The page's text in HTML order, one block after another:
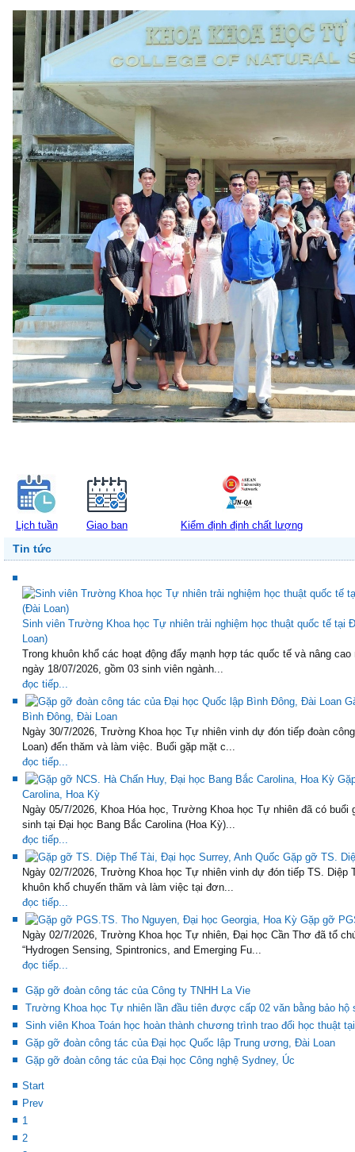
Lịch tuần Giao ban Kiểm định định chất lượng
Tin tức
Sinh viên Trường Khoa học Tự nhiên trải nghiệm học thuật quốc tế tại
Loan)
Trong khuôn khổ các hoạt động đẩy mạnh hợp tác quốc tế và nâng
ngày 18/07/2026, gồm 03 sinh viên ngành...
đọc tiếp...
Bình Đông, Đài Loan
Ngày 30/7/2026, Trường Khoa học Tự nhiên vinh dự đón tiếp đoàn
Loan) đến thăm và làm việc. Buổi gặp mặt c...
đọc tiếp...
Carolina, Hoa Kỳ
Ngày 05/7/2026, Khoa Hóa học, Trường Khoa học Tự nhiên đã có
sinh tại Đại học Bang Bắc Carolina (Hoa Kỳ)...
đọc tiếp...
Gặp gỡ TS.
Ngày 02/7/2026, Trường Khoa học Tự nhiên vinh dự đón tiếp TS. Diệp
khuôn khổ chuyến thăm và làm việc tại đơn...
đọc tiếp...
Gặp gỡ
Ngày 02/7/2026, Trường Khoa học Tự nhiên, Đại học Cần Thơ đã tổ
“Hydrogen Sensing, Spintronics, and Emerging Fu...
đọc tiếp...
Gặp gỡ đoàn công tác của Công ty TNHH La Vie
Trường Khoa học Tự nhiên lần đầu tiên được cấp 02 văn bằng bảo
Sinh viên Khoa Toán học hoàn thành chương trình trao đổi học thuật
Gặp gỡ đoàn công tác của Đại học Quốc lập Trung ương, Đài Loan
Gặp gỡ đoàn công tác của Đại học Công nghệ Sydney, Úc
Start
Prev
1
2